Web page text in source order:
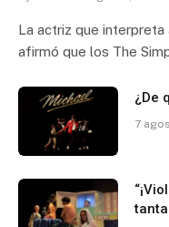
La actriz que interpreta
afirmó que los The
¿De
7